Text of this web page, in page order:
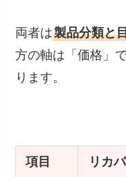
両者は製品分類と
方の軸は「価格」
ります。
項目
リカ